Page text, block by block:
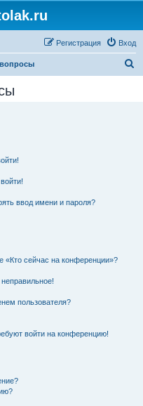
Вход
Регистрация
ввод имени и пароля?
«Кто сейчас на конференции»?
пользователя?
войти на конференцию!